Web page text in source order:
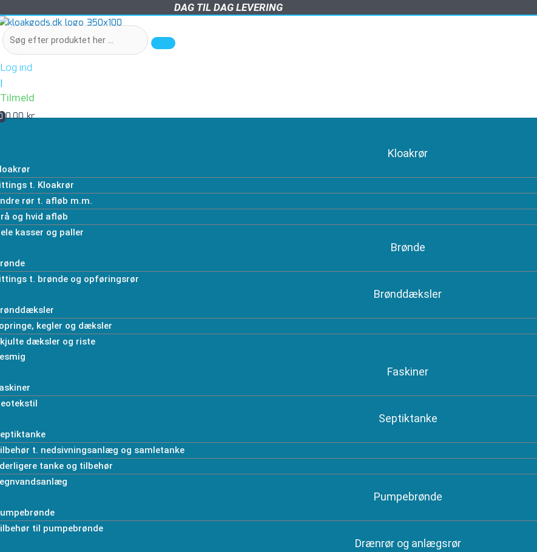
DAG TIL DAG LEVERING
Log ind
|
Tilmeld
0,00 kr.
Kloakrør
t. Kloakrør
rør t. afløb m.m.
og hvid afløb
kasser og paller
Brønde
t. brønde og opføringsrør
Brønddæksler
kegler og dæksler
dæksler og riste
Faskiner
Septiktanke
t. nedsivningsanlæg og samletanke
tanke og tilbehør
Pumpebrønde
til pumpebrønde
Drænrør og anlægsrør